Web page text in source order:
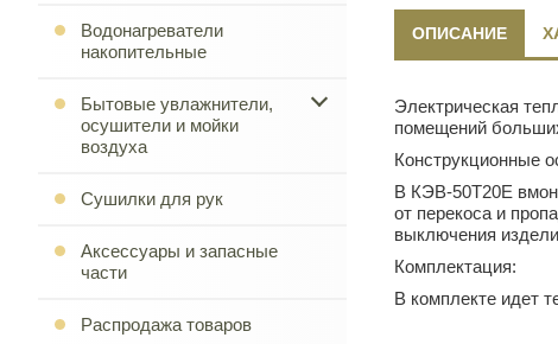
Водонагреватели
накопительные
Бытовые увлажнители,
осушители и мойки
воздуха
Сушилки для рук
Аксессуары и запасные
части
Распродажа товаров
ОПИСАНИЕ
Электрическая
помещений
Конструкционные
В КЭВ-50Т20Е
от перекоса и
выключения
Комплектация:
В комплекте идет